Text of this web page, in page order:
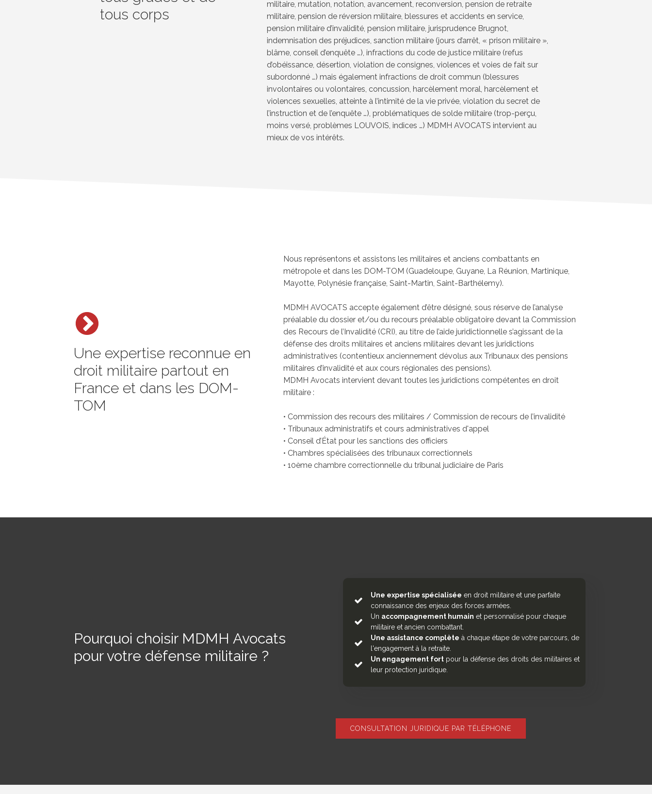
tous corps
militaire, mutation, notation, avancement, reconversion, pension de retraite
militaire, pension de réversion militaire, blessures et accidents en service,
pension militaire d’invalidité, pension militaire, jurisprudence Brugnot,
indemnisation des préjudices, sanction militaire (jours d’arrêt, « prison militaire »,
blâme, conseil d’enquête …), infractions du code de justice militaire (refus
d’obéissance, désertion, violation de consignes, violences et voies de fait sur
subordonné …) mais également infractions de droit commun (blessures
involontaires ou volontaires, concussion, harcèlement moral, harcèlement et
violences sexuelles, atteinte à l’intimité de la vie privée, violation du secret de
l’instruction et de l’enquête …), problématiques de solde militaire (trop-perçu,
moins versé, problèmes LOUVOIS, indices …) MDMH AVOCATS intervient au
mieux de vos intérêts.
Une expertise reconnue en
droit militaire partout en
France et dans les DOM-
TOM
Nous représentons et assistons les militaires et anciens combattants en
métropole et dans les DOM-TOM (Guadeloupe, Guyane, La Réunion, Martinique,
Mayotte, Polynésie française, Saint-Martin, Saint-Barthélemy).
MDMH AVOCATS accepte également d’être désigné, sous réserve de l’analyse
préalable du dossier et/ou du recours préalable obligatoire devant la Commission
des Recours de l’Invalidité (CRI), au titre de l’aide juridictionnelle s’agissant de la
défense des droits militaires et anciens militaires devant les juridictions
administratives (contentieux anciennement dévolus aux Tribunaux des pensions
militaires d’invalidité et aux cours régionales des pensions).
MDMH Avocats intervient devant toutes les juridictions compétentes en droit
militaire :
• Commission des recours des militaires / Commission de recours de l’invalidité
• Tribunaux administratifs et cours administratives d'appel
• Conseil d’État pour les sanctions des officiers
• Chambres spécialisées des tribunaux correctionnels
• 10ème chambre correctionnelle du tribunal judiciaire de Paris
Pourquoi choisir MDMH Avocats
pour votre défense militaire ?
Une expertise spécialisée en droit militaire et une parfaite
connaissance des enjeux des forces armées.
Un accompagnement humain et personnalisé pour chaque
militaire et ancien combattant.
Une assistance complète à chaque étape de votre parcours, de
l'engagement à la retraite.
Un engagement fort pour la défense des droits des militaires et
leur protection juridique.
CONSULTATION JURIDIQUE PAR TÉLÉPHONE